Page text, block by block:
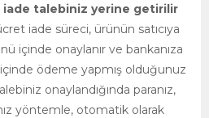
iade talebiniz yerine getirilir
iade süreci, ürünün satıcıya
içinde onaylanır ve bankanıza
ödeme yapmış olduğunuz
onaylandığında paranız,
yöntemle, otomatik olarak